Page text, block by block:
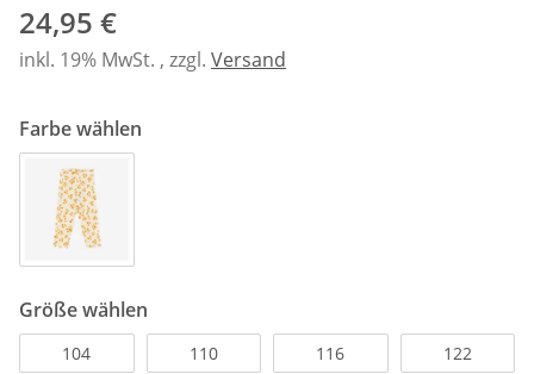
24,95 €
inkl. 19% MwSt. , zzgl. Versand
Farbe wählen
Größe wählen
104 110 116 122